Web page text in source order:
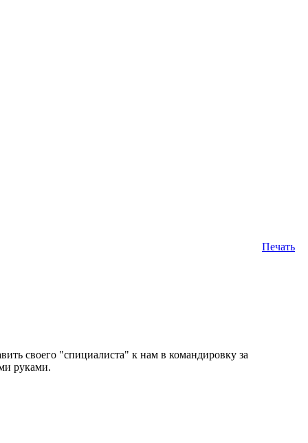
Печать
своего "спициалиста" к нам в командировку за
руками.